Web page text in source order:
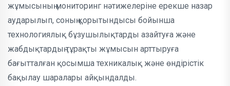
жұмысының мониторинг нәтижелеріне ерекше назар
аударылып, соның қорытындысы бойынша
технологиялық бұзушылықтарды азайтуға және
жабдықтардың тұрақты жұмысын арттыруға
бағытталған қосымша техникалық және өндірістік
бақылау шаралары айқындалды.